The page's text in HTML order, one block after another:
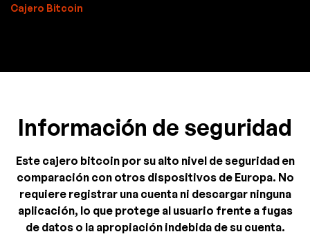
Cajero Bitcoin
Información de seguridad
Este cajero bitcoin por su alto nivel de seguridad en
comparación con otros dispositivos de Europa. No
requiere registrar una cuenta ni descargar ninguna
aplicación, lo que protege al usuario frente a fugas
de datos o la apropiación indebida de su cuenta.